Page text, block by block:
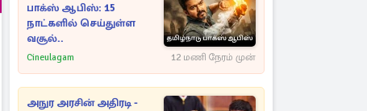
பாக்ஸ் ஆபிஸ்: 15
நாட்களில் செய்துள்ள
வசூல்..
Cineulagam 12 மணி நேரம் முன்
அநுர அரசின் அதிரடி -